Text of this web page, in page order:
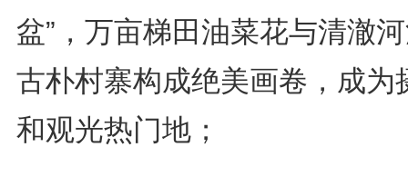
盆”，万亩梯田油菜花与清澈
古朴村寨构成绝美画卷，成为
和观光热门地；